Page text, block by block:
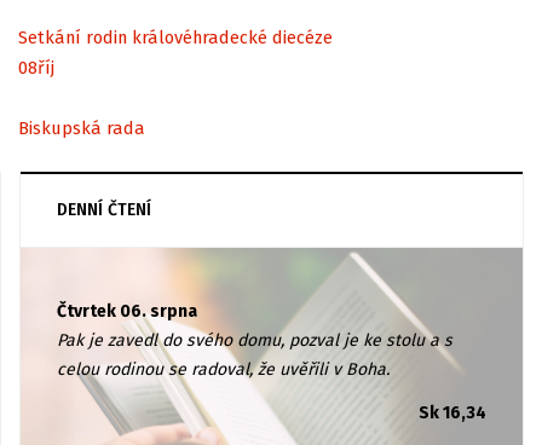
Setkání rodin královéhradecké diecéze
08říj
Biskupská rada
DENNÍ ČTENÍ
Čtvrtek 06. srpna
Pak je zavedl do svého domu, pozval je ke stolu a s
celou rodinou se radoval, že uvěřili v Boha.
Sk 16,34